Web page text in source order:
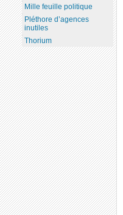
Mille feuille politique
Pléthore d’agences
inutiles
Thorium